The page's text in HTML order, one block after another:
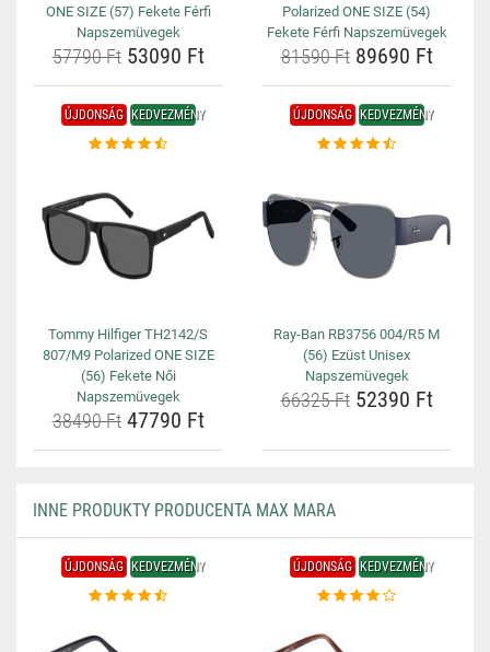
ONE SIZE (57) Fekete Férfi
Napszemüvegek
57790 Ft53090 Ft
Polarized ONE SIZE (54)
Fekete Férfi Napszemüvegek
81590 Ft89690 Ft
ÚJDONSÁG KEDVEZMÉNY
Tommy Hilfiger TH2142/S
807/M9 Polarized ONE SIZE
(56) Fekete Női
Napszemüvegek
38490 Ft47790 Ft
ÚJDONSÁG KEDVEZMÉNY
Ray-Ban RB3756 004/R5 M
(56) Ezüst Unisex
Napszemüvegek
66325 Ft52390 Ft
INNE PRODUKTY PRODUCENTA MAX MARA
ÚJDONSÁG KEDVEZMÉNY ÚJDONSÁG KEDVEZMÉNY